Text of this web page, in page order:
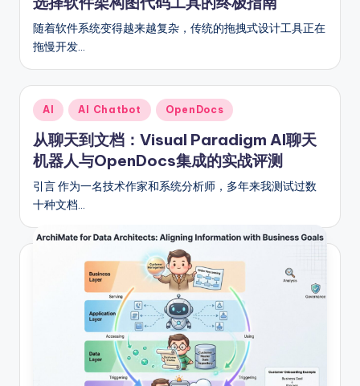
fi
e
d
C
hi
n
e
s
e
随着软件系统变得越来越复杂，传统的拖拽式设计工具正在
拖慢开发…
Posted
in
AI AI Chatbot OpenDocs
从聊天到文档：Visual Paradigm AI聊天
机器人与OpenDocs集成的实战评测
引言 作为一名技术作家和系统分析师，多年来我测试过数
十种文档…